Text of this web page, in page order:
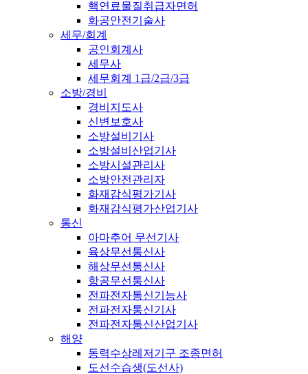
핵연료물질취급자면허
화공안전기술사
세무/회계
공인회계사
세무사
세무회계 1급/2급/3급
소방/경비
경비지도사
신변보호사
소방설비기사
소방설비산업기사
소방시설관리사
소방안전관리자
화재감식평가기사
화재감식평가산업기사
통신
아마추어 무선기사
육상무선통신사
해상무선통신사
항공무선통신사
전파전자통신기능사
전파전자통신기사
전파전자통신산업기사
해양
동력수상레저기구 조종면허
도선수습생(도선사)